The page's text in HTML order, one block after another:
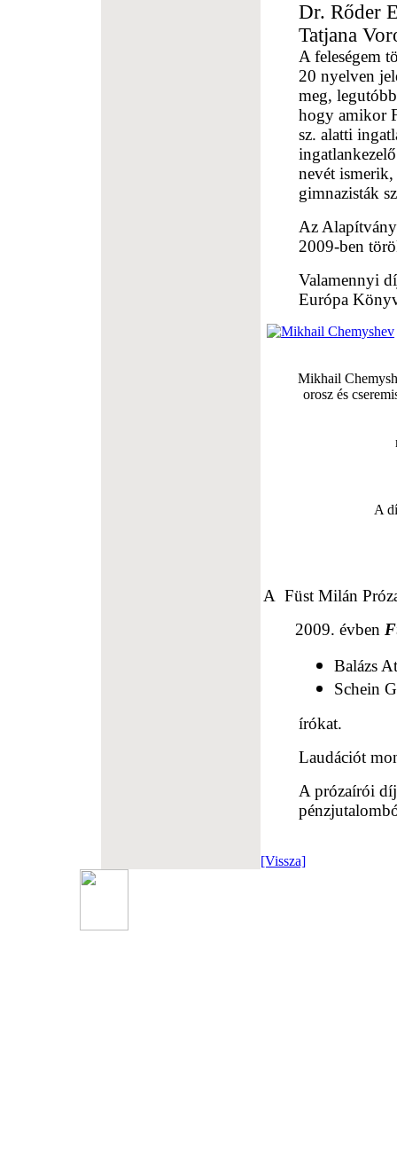
Dr. Rőder
Tatjana
A feleségem
20 nyelven
meg,
hogy amikor
sz. alatti
nevét
gimnazisták
Az
2009-ben
Valamennyi
Európa
Mikhail
orosz és
A
A Füst Milán
2009. évben
Balázs
Schein
írókat.
Laudációt
A prózaírói
[Vissza]